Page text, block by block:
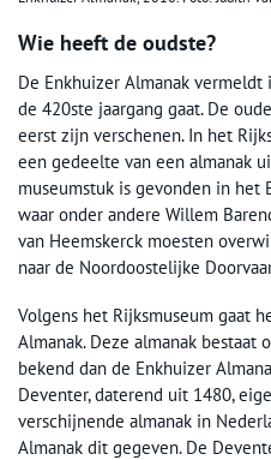
Wie heeft de oudste?
De Enkhuizer Almanak
de 420ste jaargang gaat. De
eerst zijn verschenen. In het
een gedeelte van een almanak
museumstuk is gevonden in het
waar onder andere Willem
van Heemskerck moesten
naar de Noordoostelijke
Volgens het Rijksmuseum gaat
Almanak. Deze almanak bestaat
bekend dan de Enkhuizer
Deventer, daterend uit 1480,
verschijnende almanak in
Almanak dit gegeven. De